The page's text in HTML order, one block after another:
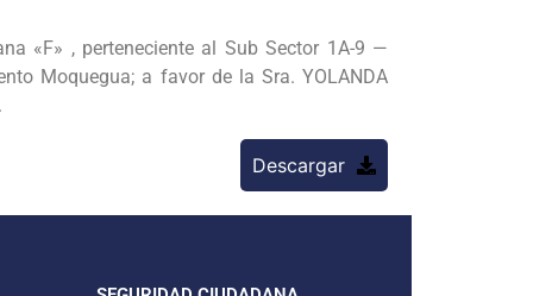
«F» , perteneciente al Sub Sector 1A-9 —
Moquegua; a favor de la Sra. YOLANDA
Descargar